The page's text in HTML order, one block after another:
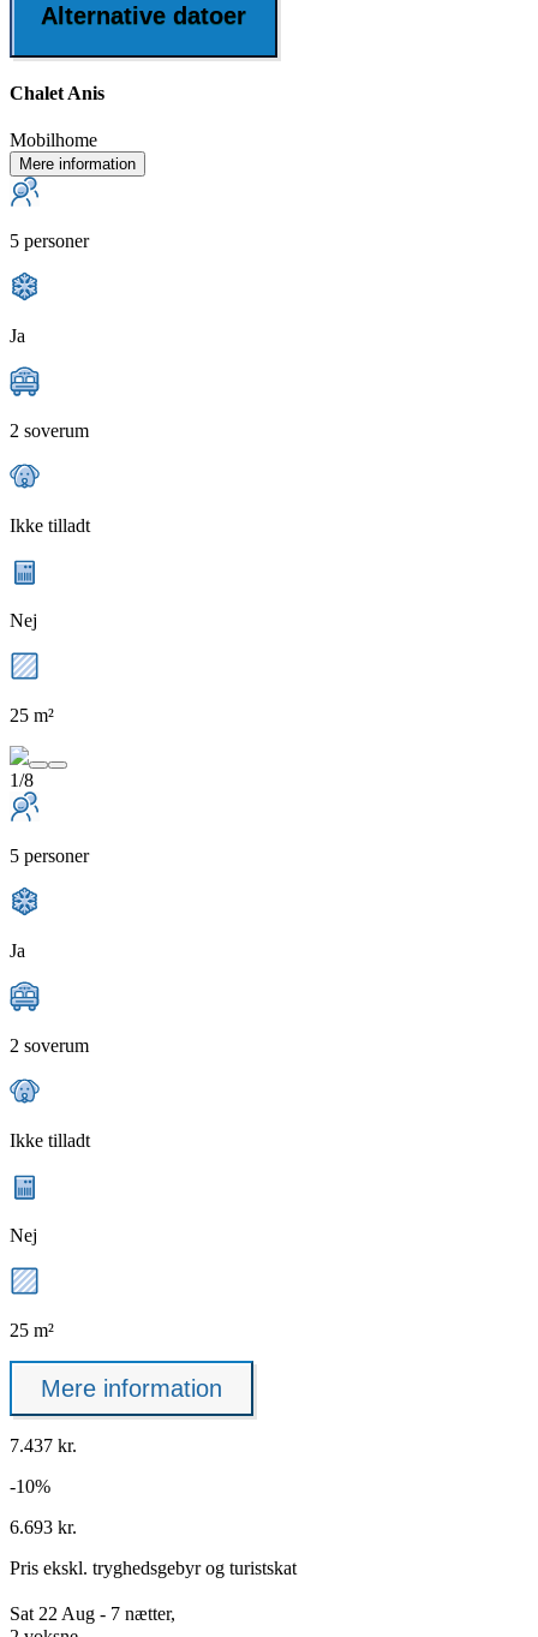
Alternative datoer
Chalet Anis
Mobilhome
Mere information
5 personer
Ja
2 soverum
Ikke tilladt
Nej
25 m²
1/8
5 personer
Ja
2 soverum
Ikke tilladt
Nej
25 m²
Mere information
7.437 kr.
-10%
6.693 kr.
Pris ekskl. tryghedsgebyrog turistskat
Sat 22 Aug - 7 nætter,